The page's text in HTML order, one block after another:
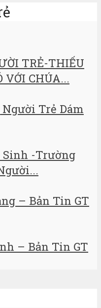
TRẺ-THIẾU
VỚI CHÚA...
Người Trẻ Dám
Sinh -Trường
– Bản Tin GT
– Bản Tin GT